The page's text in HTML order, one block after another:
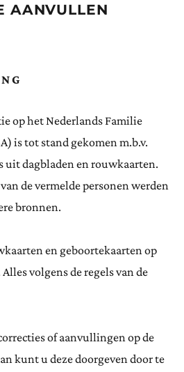
AANVULLEN
op het Nederlands Familie
is tot stand gekomen m.b.v.
uit dagbladen en rouwkaarten.
de vermelde personen werden
bronnen.
en geboortekaarten op
volgens de regels van de
of aanvullingen op de
kunt u deze doorgeven door te